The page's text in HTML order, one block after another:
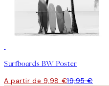
Surfboards BW Poster
A partir de 9,98 €19,95 €